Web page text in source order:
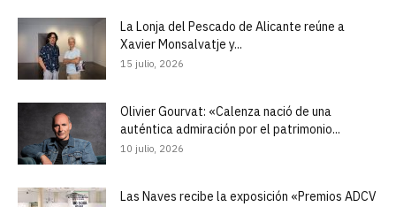
La Lonja del Pescado de Alicante reúne a
Xavier Monsalvatje y...
15 julio, 2026
Olivier Gourvat: «Calenza nació de una
auténtica admiración por el patrimonio...
10 julio, 2026
Las Naves recibe la exposición «Premios ADCV